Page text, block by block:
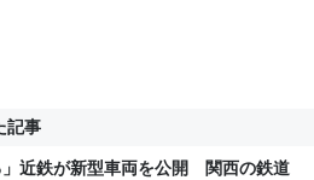
記事
」近鉄が新型車両を公開 関西の鉄道